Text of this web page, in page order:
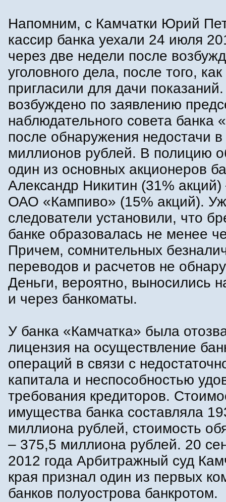
Напомним, с Камчатки Юрий
кассир банка уехали 24 июля
через две недели после
уголовного дела, после того,
пригласили для дачи
возбуждено по заявлению
наблюдательного совета банка
после обнаружения недостачи
миллионов рублей. В полицию
один из основных акционеров
Александр Никитин (31%
ОАО «Кампиво» (15% акций).
следователи установили, что
банке образовалась не менее
Причем, сомнительных
переводов и расчетов не
Деньги, вероятно, выносились
и через банкоматы.
У банка «Камчатка» была
лицензия на осуществление
операций в связи с
капитала и неспособностью
требования кредиторов.
имущества банка составляла
миллиона рублей, стоимость
– 375,5 миллиона рублей. 20
2012 года Арбитражный суд
края признал один из первых
банков полуострова банкротом.